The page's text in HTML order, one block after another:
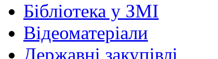
Бібліотека у ЗМІ
Відеоматеріали
Державні закупівлі